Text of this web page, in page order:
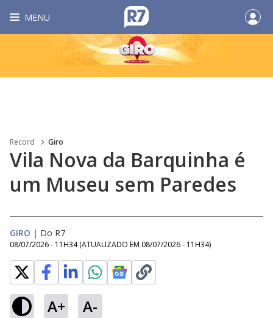
MENU
Record Giro
Vila Nova da Barquinha é
um Museu sem Paredes
GIRO | Do R7
08/07/2026 - 11H34 (ATUALIZADO EM 08/07/2026 - 11H34)
A+ A-
Loaded: